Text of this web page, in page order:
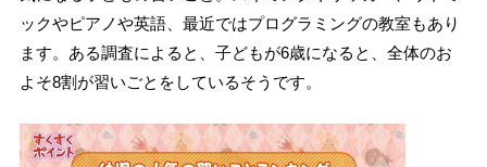
ックやピアノや英語、最近ではプログラミングの教室もあり
ます。ある調査によると、子どもが6歳になると、全体のお
よそ8割が習いごとをしているそうです。